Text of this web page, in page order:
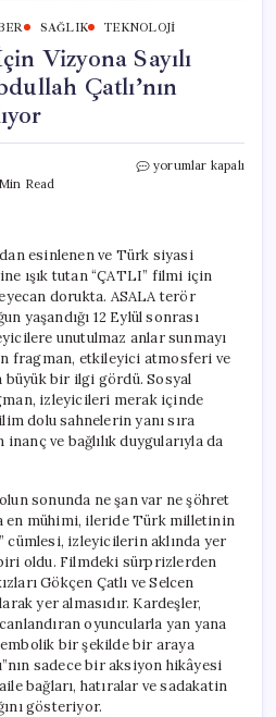
SAĞLIK TEKNOLOJI
Vizyona Sayılı
Çatlı’nın
Read
“ÇATLI”
Günler
Kaldı:
Abdullah
Çatlı’nın
Rol
Alıyor
için
yorumlar kapalı
esinlenen ve Türk siyasi
ışık tutan “ÇATLI” filmi için
dorukta. ASALA terör
yaşandığı 12 Eylül sonrası
unutulmaz anlar sunmayı
fragman, etkileyici atmosferi ve
bir ilgi gördü. Sosyal
izleyicileri merak içinde
dolu sahnelerin yanı sıra
ve bağlılık duygularıyla da
sonunda ne şan var ne şöhret
en mühimi, ileride Türk milletinin
cümlesi, izleyicilerin aklında yer
oldu. Filmdeki sürprizlerden
Gökçen Çatlı ve Selcen
yer almasıdır. Kardeşler,
oyuncularla yan yana
bir şekilde bir araya
sadece bir aksiyon hikâyesi
bağları, hatıralar ve sadakatin
gösteriyor.